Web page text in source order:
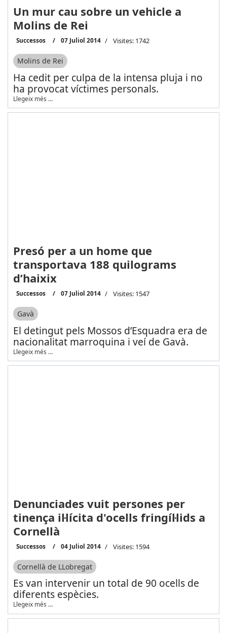
Un mur cau sobre un vehicle a
Molins de Rei
Successos 07 Juliol 2014 Visites: 1742
Molins de Rei
Ha cedit per culpa de la intensa pluja i no
ha provocat víctimes personals.
Llegeix més …
Presó per a un home que
transportava 188 quilograms
d’haixix
Successos 07 Juliol 2014 Visites: 1547
Gavà
El detingut pels Mossos d’Esquadra era de
nacionalitat marroquina i veí de Gavà.
Llegeix més …
Denunciades vuit persones per
tinença il·lícita d'ocells fringíl·lids a
Cornellà
Successos 04 Juliol 2014 Visites: 1594
Cornellà de LLobregat
Es van intervenir un total de 90 ocells de
diferents espècies.
Llegeix més …